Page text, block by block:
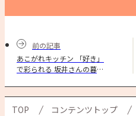
前の記事
あこがれキッチン 「好き」
で彩られる 坂井さんの暮ら
TOP コンテンツトップ